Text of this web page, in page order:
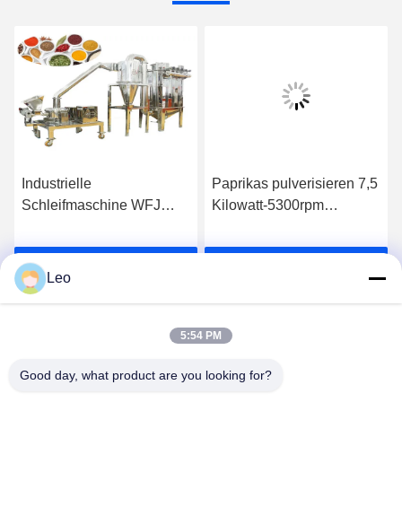
Industrielle
Schleifmaschine WFJ
Moringa-Blatt-Pulver
Paprikas pulverisieren 7,5
Kilowatt-5300rpm
Schleifmühle-Maschine
Leo
5:54 PM
Good day, what product are you looking for?